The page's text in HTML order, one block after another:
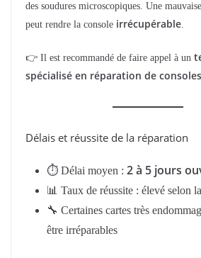
des soudures microscopiques. Une
peut rendre la console irrécupérable.
👉 Il est recommandé de faire appel à un
spécialisé en réparation de
Délais et réussite de la réparation
⏱ Délai moyen : 2 à 5 jours
📊 Taux de réussite : élevé selon
🔧 Certaines cartes très
être irréparables